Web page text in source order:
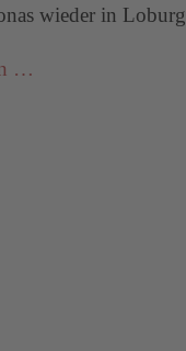
wieder in Loburg
…